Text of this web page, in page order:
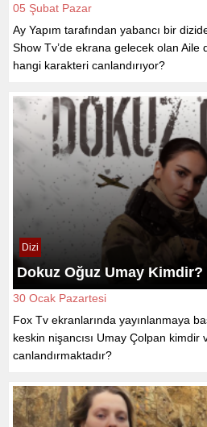
05 Şubat Pazar
Ay Yapım tarafından yabancı bir
Show Tv’de ekrana gelecek olan Aile
hangi karakteri canlandırıyor?
Dizi
Dokuz Oğuz Umay Kimdir?
30 Ocak Pazartesi
Fox Tv ekranlarında yayınlanmaya
keskin nişancısı Umay Çolpan kimdir
canlandırmaktadır?